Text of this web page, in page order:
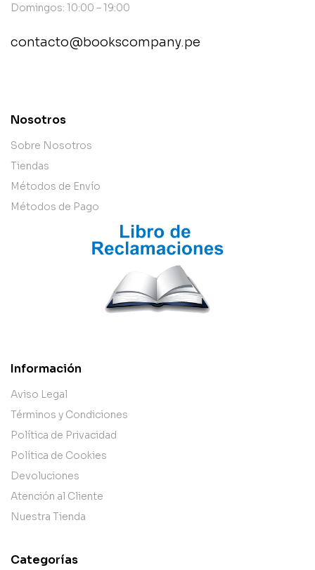
Domingos: 10:00 – 19:00
contacto@bookscompany.pe
Nosotros
Sobre Nosotros
Tiendas
Métodos de Envío
Métodos de Pago
Información
Aviso Legal
Términos y Condiciones
Política de Privacidad
Política de Cookies
Devoluciones
Atención al Cliente
Nuestra Tienda
Categorías